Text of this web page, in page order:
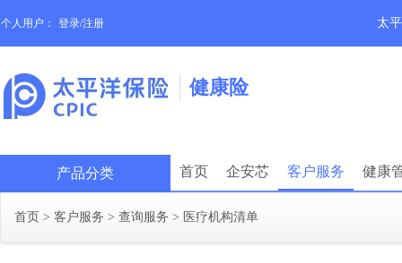
个人用户： 登录/注册 太
健康险
产品分类 首页 企安芯 客户服务 健康
首页 > 客户服务 > 查询服务 > 医疗机构清单